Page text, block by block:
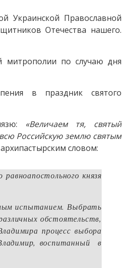
Украинской Православной
Отечества нашего.
митрополии по случаю дня
в праздник святого
«Величаем тя, святый
Российскую землю святым
словом:
князя
испытанием. Выбрать
обстоятельств,
процесс выбора
воспитанный в